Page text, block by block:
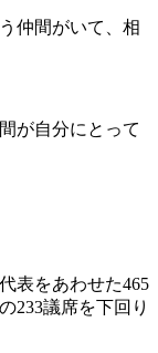
仲間がいて、相
が自分にとって
表をあわせた465
233議席を下回り